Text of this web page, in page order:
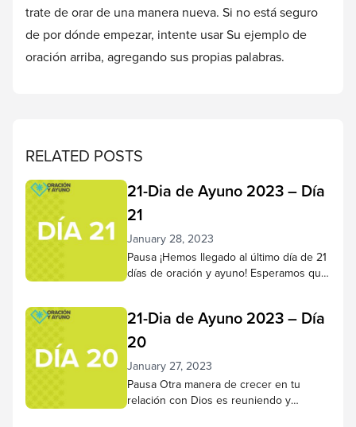
trate de orar de una manera nueva. Si no está seguro
de por dónde empezar, intente usar Su ejemplo de
oración arriba, agregando sus propias palabras.
RELATED POSTS
21-Dia de Ayuno 2023 – Día
21
January 28, 2023
Pausa ¡Hemos llegado al último día de 21
días de oración y ayuno! Esperamos que
capacidad para escucharlo y confiar en
Él haya crecido más plenamente. Haz
una pausa para reflexionar sobre lo que
Dios ha hecho en tu corazón...
21-Dia de Ayuno 2023 – Día
20
January 27, 2023
Pausa Otra manera de crecer en tu
relación con Dios es reuniendo y